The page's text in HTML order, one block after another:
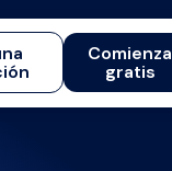
Comienza
gratis